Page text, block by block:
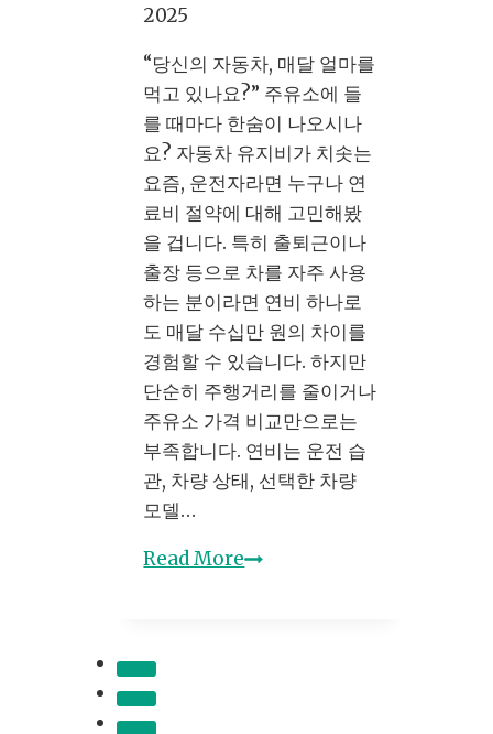
똑
하
게
줄
이
는
법
2025
“당신의 자동차, 매달 얼마를
먹고 있나요?” 주유소에 들
를 때마다 한숨이 나오시나
요? 자동차 유지비가 치솟는
요즘, 운전자라면 누구나 연
료비 절약에 대해 고민해봤
을 겁니다. 특히 출퇴근이나
출장 등으로 차를 자주 사용
하는 분이라면 연비 하나로
도 매달 수십만 원의 차이를
경험할 수 있습니다. 하지만
단순히 주행거리를 줄이거나
주유소 가격 비교만으로는
부족합니다. 연비는 운전 습
관, 차량 상태, 선택한 차량
모델…
Read More자